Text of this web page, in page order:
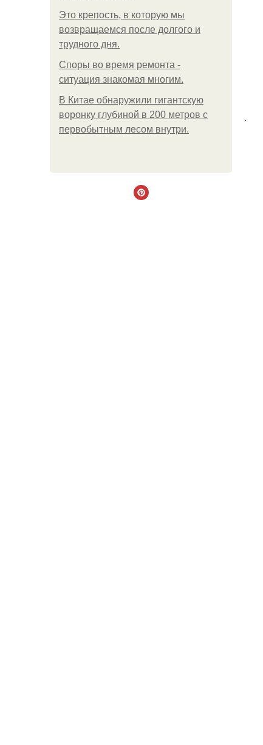
Это крепость, в которую мы
возвращаемся после долгого и
трудного дня.
Споры во время ремонта -
ситуация знакомая многим.
В Китaе обнаружили гигaнтскую
воронку глубиной в 200 метров с
первобытным лесом внутри.
.